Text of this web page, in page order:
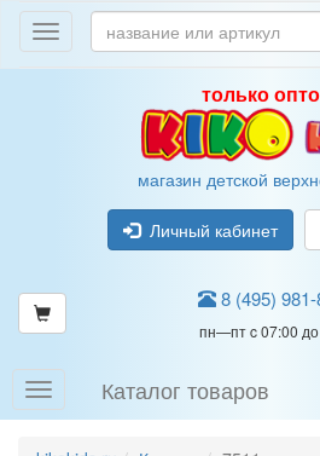
только
магазин детской
Личный кабинет
8 (495)
пн—пт c 07:00
Каталог товаров